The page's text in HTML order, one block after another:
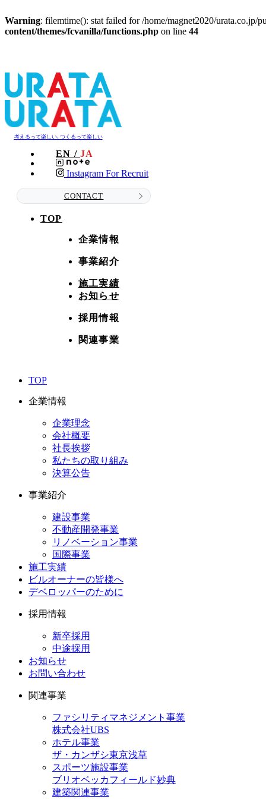
Warning: filemtime(): stat failed for /home/magnet2020/urata.co.jp/
content/themes/fcvanilla/functions.php on line 44
考えるって楽しい､つくるって楽しい
EN / JA
Instagram For Recruit
CONTACT
TOP
企業情報
事業紹介
施工実績
お知らせ
採用情報
関連事業
TOP
企業情報
企業理念
会社概要
社長挨拶
私たちの取り組み
決算公告
事業紹介
建設事業
不動産開発事業
リノベーション事業
国際事業
施工実績
ビルオーナーの皆様へ
デベロッパーのために
採用情報
新卒採用
中途採用
お知らせ
お問い合わせ
関連事業
ファシリティマネジメント事業
株式会社UBS
ホテル事業
ザ・カンザシ東京浅草
スポーツ施設事業
ブリオベッカフィールド妙典
建築関連事業